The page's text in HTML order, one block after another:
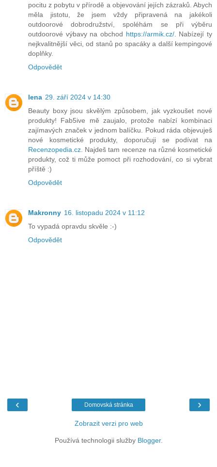
pocitu z pobytu v přírodě a objevování jejích zázraků. Abych
měla jistotu, že jsem vždy připravená na jakékoli
outdoorové dobrodružství, spoléhám se při výběru
outdoorové výbavy na obchod https://armik.cz/. Nabízejí ty
nejkvalitnější věci, od stanů po spacáky a další kempingové
doplňky.
Odpovědět
lena 29. září 2024 v 14:30
Beauty boxy jsou skvělým způsobem, jak vyzkoušet nové
produkty! Fab5ive mě zaujalo, protože nabízí kombinaci
zajímavých značek v jednom balíčku. Pokud ráda objevuješ
nové kosmetické produkty, doporučuji se podívat na
Recenzopedia.cz . Najdeš tam recenze na různé kosmetické
produkty, což ti může pomoct při rozhodování, co si vybrat
příště :)
Odpovědět
Makronny 16. listopadu 2024 v 11:12
To vypadá opravdu skvěle :-)
Odpovědět
‹ ›
Domovská stránka
Zobrazit verzi pro web
Používá technologii služby Blogger.